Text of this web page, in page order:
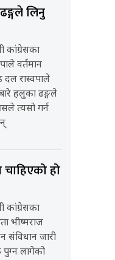
लिनु
कांग्रेसका
वर्तमान
दल रास्वपाले
हलुका ढङ्गले
त्यसो गर्न
हो
कांग्रेसका
भीष्मराज
संविधान जारी
लागेको